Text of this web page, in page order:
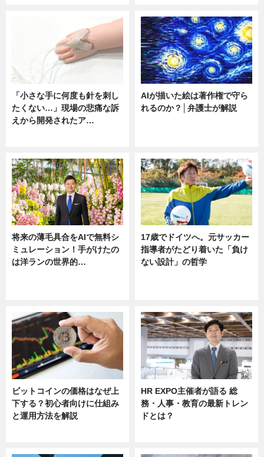
「小さな手に何度も針を刺し
たくない…」現場の悲痛な訴
えから開発されたア…
AIが描いた絵は著作権で守ら
れるのか？│弁護士が解説
将来の薄毛具合をAIで無料シ
ミュレーション！手がけたの
は洋ランの世界的…
17歳でドイツへ。元サッカー
指導者がたどり着いた「負け
ない設計」の哲学
ビットコインの価格はなぜ上
下する？初心者向けに仕組み
と運用方法を解説
HR EXPO主催者が語る 総
務・人事・教育の最新トレン
ドとは？